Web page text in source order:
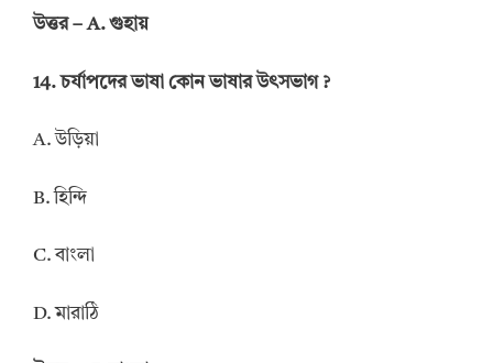
উত্তর – A. গুহায়
14. চর্যাপদের ভাষা কোন ভাষার উৎসভাগ ?
A. উড়িয়া
B. হিন্দি
C. বাংলা
D. মারাঠি